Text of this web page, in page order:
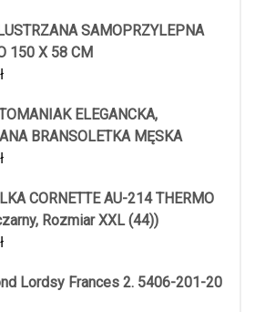
SAMOPRZYLEPNA
150 X 58 CM
ELEGANCKA,
BRANSOLETKA MĘSKA
CORNETTE AU-214 THERMO
Rozmiar XXL (44))
Lordsy Frances 2. 5406-201-20